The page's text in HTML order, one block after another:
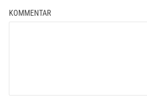
KOMMENTAR